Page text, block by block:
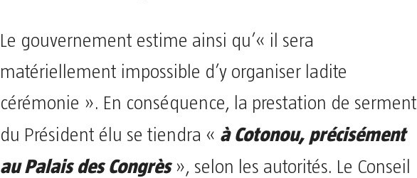
Le gouvernement estime ainsi qu’« il sera
matériellement impossible d’y organiser ladite
cérémonie ». En conséquence, la prestation de serment
du Président élu se tiendra « à Cotonou, précisément
au Palais des Congrès», selon les autorités. Le Conseil